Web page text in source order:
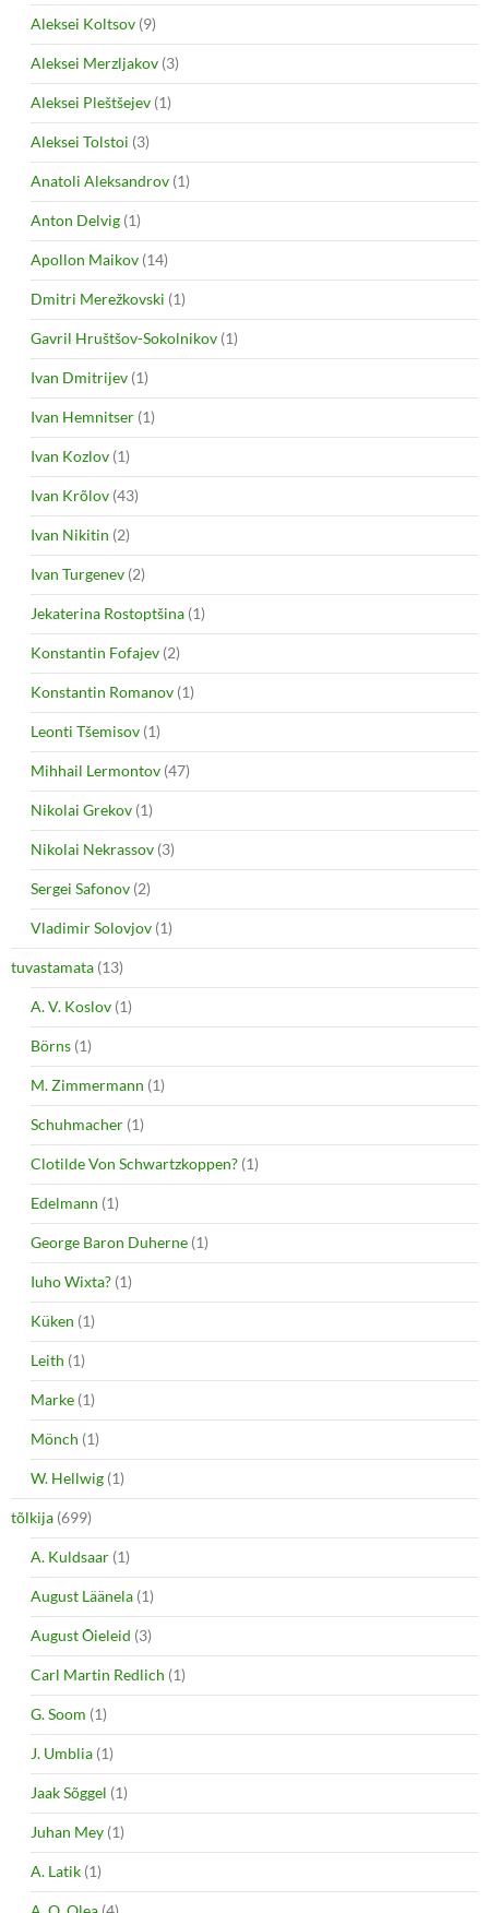
Aleksei Koltsov (9)
Aleksei Merzljakov (3)
Aleksei Pleštšejev (1)
Aleksei Tolstoi (3)
Anatoli Aleksandrov (1)
Anton Delvig (1)
Apollon Maikov (14)
Dmitri Merežkovski (1)
Gavril Hruštšov-Sokolnikov (1)
Ivan Dmitrijev (1)
Ivan Hemnitser (1)
Ivan Kozlov (1)
Ivan Krõlov (43)
Ivan Nikitin (2)
Ivan Turgenev (2)
Jekaterina Rostoptšina (1)
Konstantin Fofajev (2)
Konstantin Romanov (1)
Leonti Tšemisov (1)
Mihhail Lermontov (47)
Nikolai Grekov (1)
Nikolai Nekrassov (3)
Sergei Safonov (2)
Vladimir Solovjov (1)
tuvastamata (13)
A. V. Koslov (1)
Börns (1)
M. Zimmermann (1)
Schuhmacher (1)
Clotilde Von Schwartzkoppen? (1)
Edelmann (1)
George Baron Duherne (1)
Iuho Wixta? (1)
Küken (1)
Leith (1)
Marke (1)
Mönch (1)
W. Hellwig (1)
tõlkija (699)
A. Kuldsaar (1)
August Läänela (1)
August Õieleid (3)
Carl Martin Redlich (1)
G. Soom (1)
J. Umblia (1)
Jaak Sõggel (1)
Juhan Mey (1)
A. Latik (1)